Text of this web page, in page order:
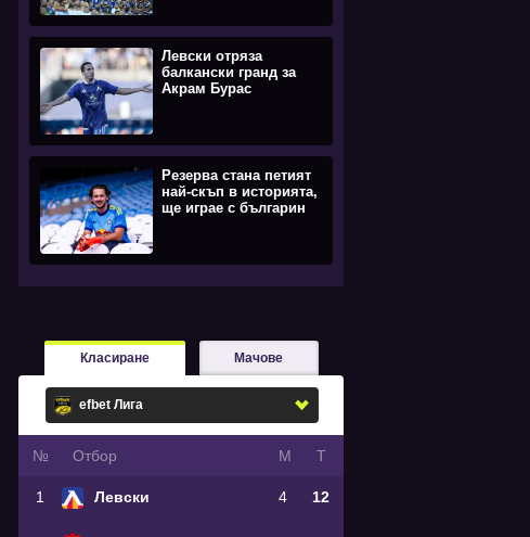
Левски отряза
балкански гранд за
Акрам Бурас
Резерва стана петият
най-скъп в историята,
ще играе с българин
Класиране Мачове
№ Oтбор М Т
1 Левски 4 12